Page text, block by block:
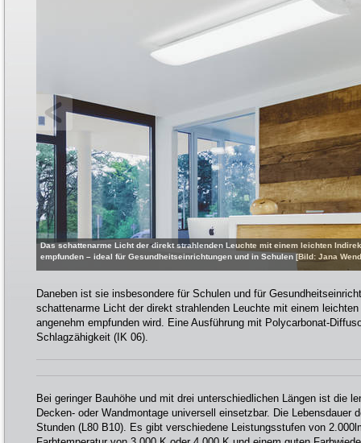
Das schattenarme Licht der direkt strahlenden Leuchte mit einem leichten
empfunden – ideal für Gesundheitseinrichtungen und in Schulen [Bild: Jana
Daneben ist sie insbesondere für Schulen und für
schattenarme Licht der direkt strahlenden Leuchte mit einem
angenehm empfunden wird. Eine Ausführung mit Polycarbonat-
Schlagzähigkeit (IK 06).
Bei geringer Bauhöhe und mit drei unterschiedlichen Längen ist die
Decken- oder Wandmontage universell einsetzbar. Die Lebensdauer
Stunden (L80 B10). Es gibt verschiedene Leistungsstufen von